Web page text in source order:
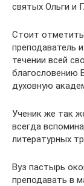
святых Ольги и
Стоит
преподаватель
течении всей
благословению
духовную
Ученик же так
всегда
литературных
Вуз пастырь
преподавать в